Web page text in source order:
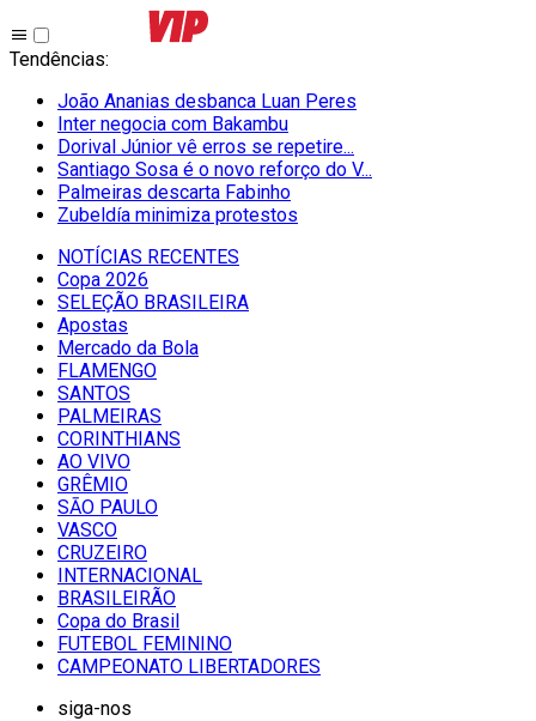
Tendências:
João Ananias desbanca Luan Peres
Inter negocia com Bakambu
Dorival Júnior vê erros se repetire...
Santiago Sosa é o novo reforço do V...
Palmeiras descarta Fabinho
Zubeldía minimiza protestos
NOTÍCIAS RECENTES
Copa 2026
SELEÇÃO BRASILEIRA
Apostas
Mercado da Bola
FLAMENGO
SANTOS
PALMEIRAS
CORINTHIANS
AO VIVO
GRÊMIO
SĀO PAULO
VASCO
CRUZEIRO
INTERNACIONAL
BRASILEIRÃO
Copa do Brasil
FUTEBOL FEMININO
CAMPEONATO LIBERTADORES
siga-nos